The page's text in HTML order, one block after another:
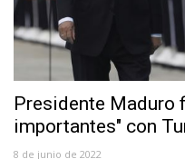
Presidente Maduro
importantes" con
8 de junio de 2022